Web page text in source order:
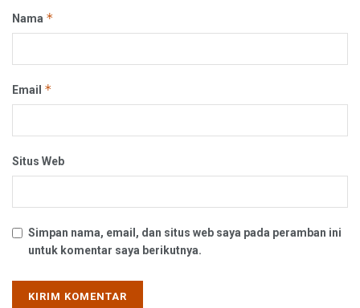
Nama *
Email *
Situs Web
Simpan nama, email, dan situs web saya pada peramban ini
untuk komentar saya berikutnya.